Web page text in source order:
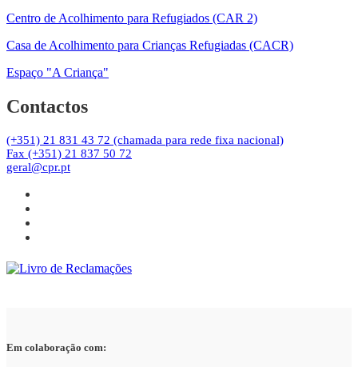
Centro de Acolhimento para Refugiados (CAR 2)
Casa de Acolhimento para Crianças Refugiadas (CACR)
Espaço "A Criança"
Contactos
(+351) 21 831 43 72 (chamada para rede fixa nacional)
Fax (+351) 21 837 50 72
geral@cpr.pt
Em colaboração com: